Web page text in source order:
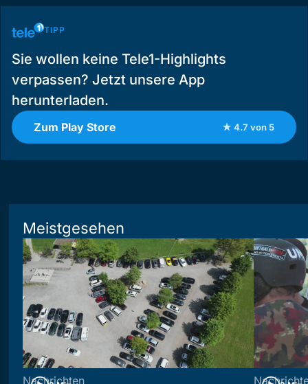
TIPP
Sie wollen keine Tele1-Highlights
verpassen? Jetzt unsere App
herunterladen.
Zum Play Store ★ 4.7 von 5
Meistgesehen
Nachrichten